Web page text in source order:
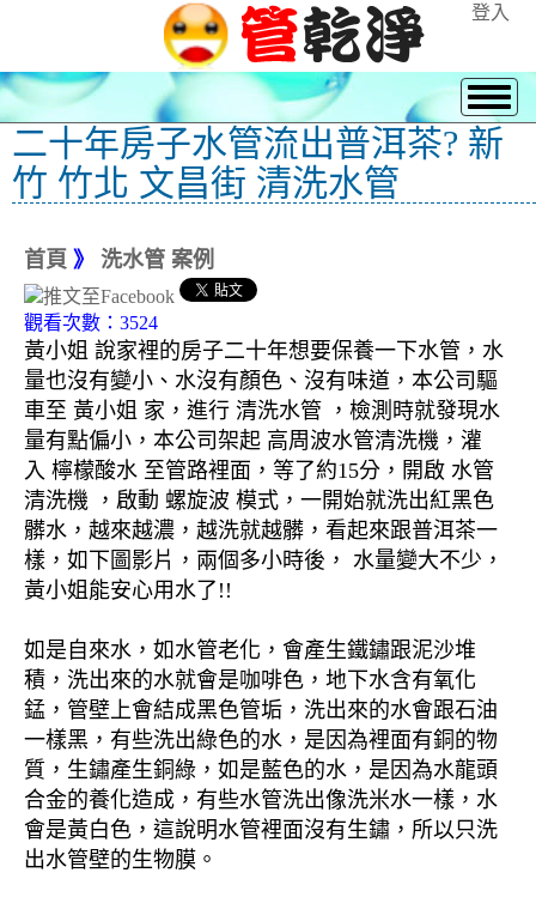
登入
二十年房子水管流出普洱茶? 新
竹 竹北 文昌街 清洗水管
首頁 》 洗水管 案例
觀看次數：3524
黃小姐 說家裡的房子二十年想要保養一下水管，水
量也沒有變小、水沒有顏色、沒有味道，本公司驅
車至 黃小姐 家，進行 清洗水管 ，檢測時就發現水
量有點偏小，本公司架起 高周波水管清洗機，灌
入 檸檬酸水 至管路裡面，等了約15分，開啟 水管
清洗機 ，啟動 螺旋波 模式，一開始就洗出紅黑色
髒水，越來越濃，越洗就越髒，看起來跟普洱茶一
樣，如下圖影片，兩個多小時後， 水量變大不少，
黃小姐能安心用水了!!
如是自來水，如水管老化，會產生鐵鏽跟泥沙堆
積，洗出來的水就會是咖啡色，地下水含有氧化
錳，管壁上會結成黑色管垢，洗出來的水會跟石油
一樣黑，有些洗出綠色的水，是因為裡面有銅的物
質，生鏽產生銅綠，如是藍色的水，是因為水龍頭
合金的養化造成，有些水管洗出像洗米水一樣，水
會是黃白色，這說明水管裡面沒有生鏽，所以只洗
出水管壁的生物膜。